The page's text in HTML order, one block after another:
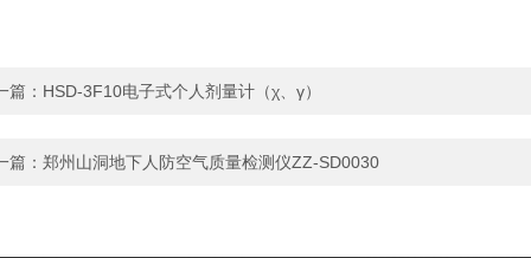
篇： HSD-3F10电子式个人剂量计（χ、γ）
篇： 郑州山洞地下人防空气质量检测仪ZZ-SD0030